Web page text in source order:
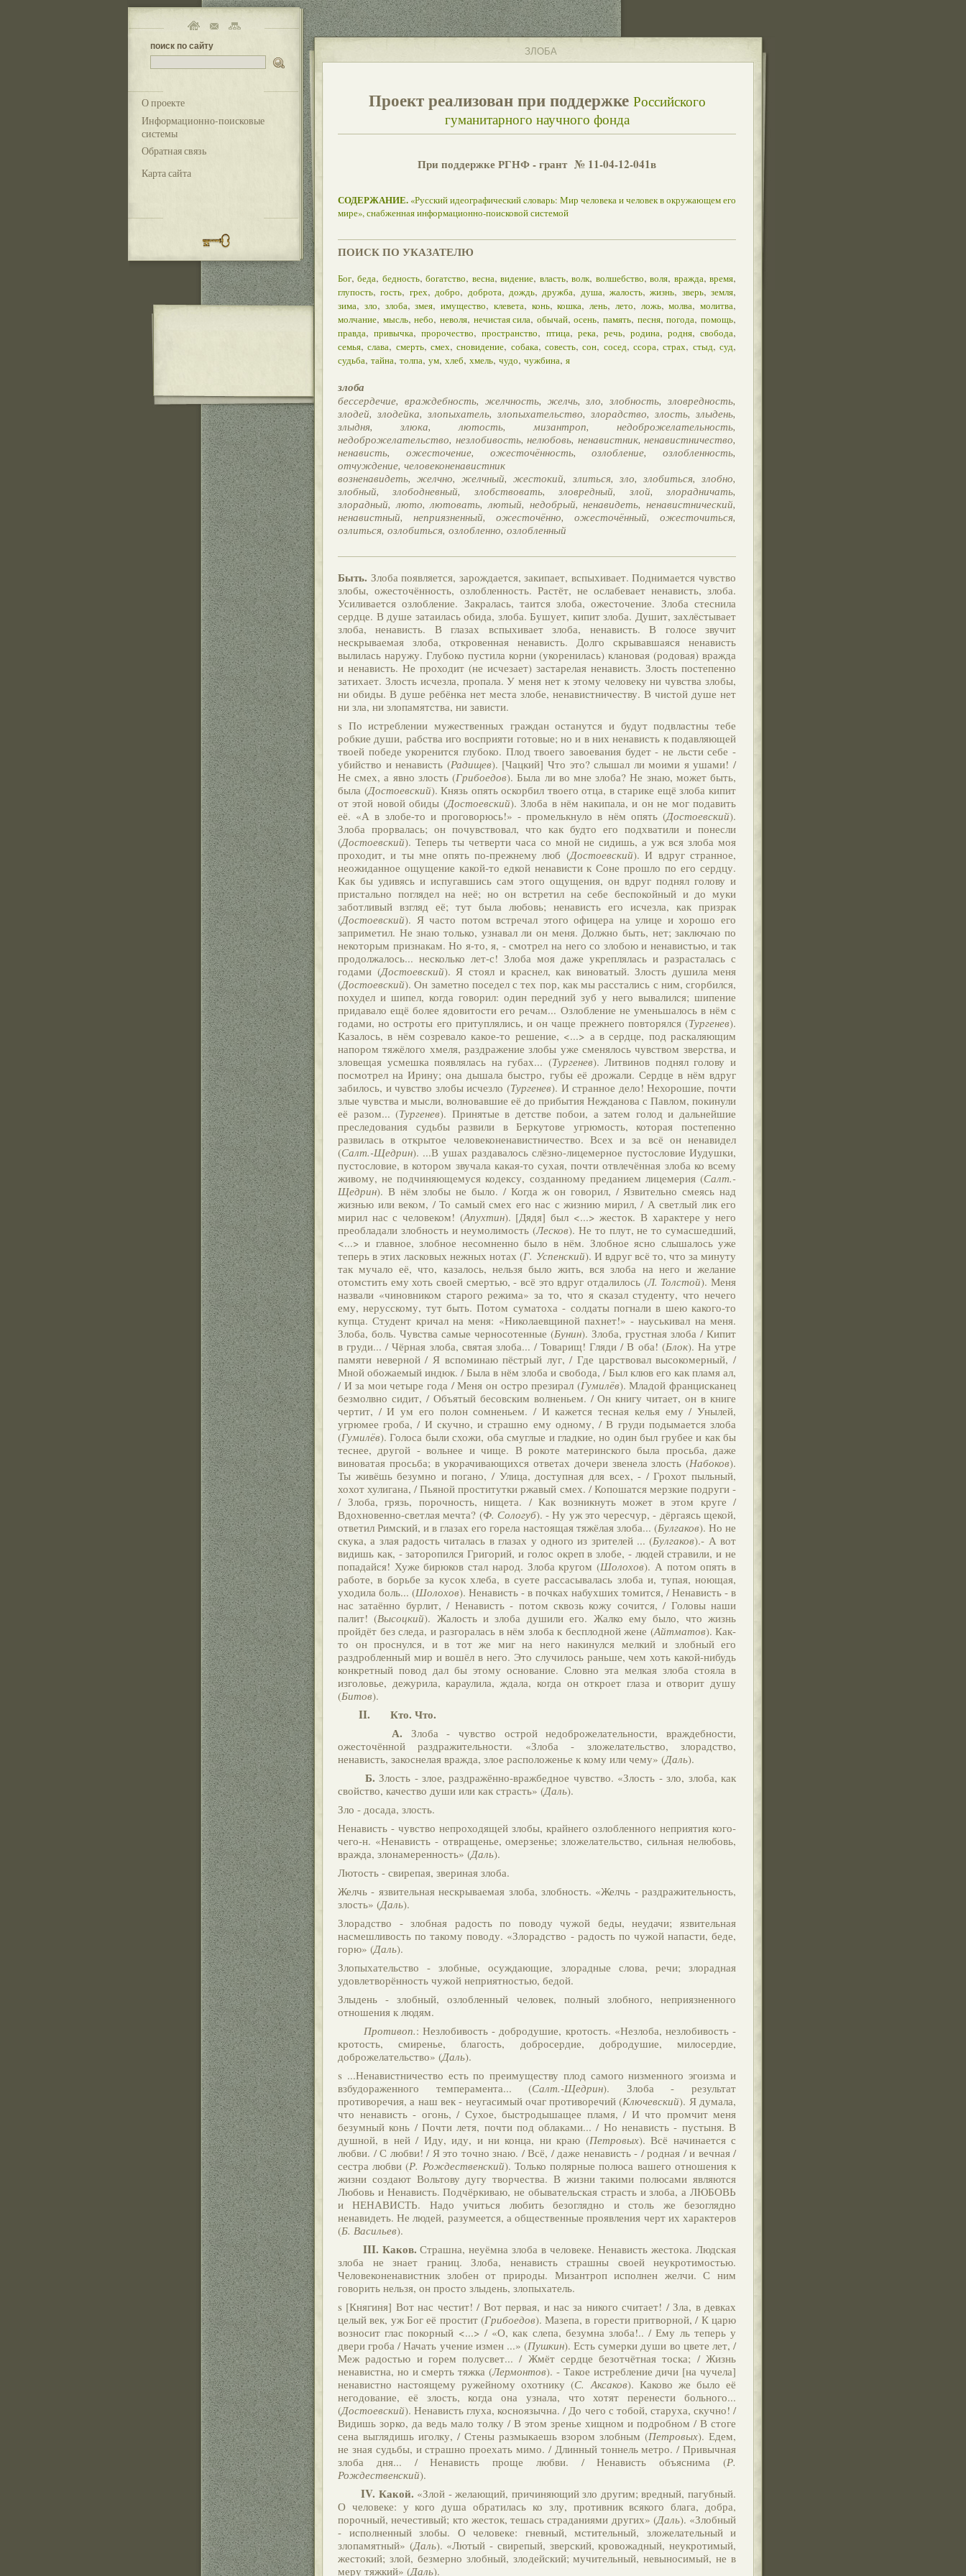
поиск по сайту
О проекте
Информационно-поисковые
системы
Обратная связь
Карта сайта
ЗЛОБА
Проект реализован при поддержке Российского
гуманитарного научного фонда
При поддержке РГНФ - грант № 11-04-12-041в
СОДЕРЖАНИЕ. «Русский идеографический cловарь: Мир человека и человек в окружающем его
мире», снабженная информационно-поисковой системой
ПОИСК ПО УКАЗАТЕЛЮ
Бог,беда, бедность,богатство, весна,видение, власть,волк, волшебство,воля, вражда,время,
глупость,гость, грех,добро, доброта, дождь,дружба, душа, жалость,жизнь, зверь,земля,
зима, зло, злоба,змея, имущество, клевета, конь,кошка, лень, лето, ложь,молва, молитва,
молчание, мысль,небо, неволя, нечистая сила, обычай,осень,память, песня,погода,помощь,
правда,привычка,пророчество,пространство, птица, река, речь, родина, родня,свобода,
семья,слава, смерть,смех,сновидение, собака,совесть,сон, сосед,ссора,страх, стыд,суд,
судьба, тайна, толпа, ум, хлеб, хмель, чудо, чужбина, я
злоба
бессердечие, враждебность, желчность, желчь, зло, злобность, зловредность,
злодей, злодейка, злопыхатель, злопыхательство, злорадство, злость, злыдень,
злыдня, злюка, лютость, мизантроп, недоброжелательность,
недоброжелательство, незлобивость, нелюбовь, ненавистник, ненавистничество,
ненависть, ожесточение, ожесточённость, озлобление, озлобленность,
отчуждение, человеконенавистник
возненавидеть, желчно, желчный, жестокий, злиться, зло, злобиться, злобно,
злобный, злободневный, злобствовать, зловредный, злой, злорадничать,
злорадный, люто, лютовать, лютый, недобрый, ненавидеть, ненавистнический,
ненавистный, неприязненный, ожесточённо, ожесточённый, ожесточиться,
озлиться, озлобиться, озлобленно, озлобленный
Быть. Злоба появляется, зарождается, закипает, вспыхивает. Поднимается чувство
злобы, ожесточённость, озлобленность. Растёт, не ослабевает ненависть, злоба.
Усиливается озлобление. Закралась, таится злоба, ожесточение. Злоба стеснила
сердце. В душе затаилась обида, злоба. Бушует, кипит злоба. Душит, захлёстывает
злоба, ненависть. В глазах вспыхивает злоба, ненависть. В голосе звучит
нескрываемая злоба, откровенная ненависть. Долго скрывавшаяся ненависть
вылилась наружу. Глубоко пустила корни (укоренилась) клановая (родовая) вражда
и ненависть. Не проходит (не исчезает) застарелая ненависть. Злость постепенно
затихает. Злость исчезла, пропала. У меня нет к этому человеку ни чувства злобы,
ни обиды. В душе ребёнка нет места злобе, ненавистничеству. В чистой душе нет
ни зла, ни злопамятства, ни зависти.
s По истреблении мужественных граждан останутся и будут подвластны тебе
робкие души, рабства иго восприяти готовые; но и в них ненависть к подавляющей
твоей победе укоренится глубоко. Плод твоего завоевания будет - не льсти себе -
убийство и ненависть (Радищев). [Чацкий] Что это? слышал ли моими я ушами! /
Не смех, а явно злость (Грибоедов). Была ли во мне злоба? Не знаю, может быть,
была (Достоевский). Князь опять оскорбил твоего отца, в старике ещё злоба кипит
от этой новой обиды (Достоевский). Злоба в нём накипала, и он не мог подавить
её. «А в злобе-то и проговорюсь!» - промелькнуло в нём опять (Достоевский).
Злоба прорвалась; он почувствовал, что как будто его подхватили и понесли
(Достоевский). Теперь ты четверти часа со мной не сидишь, а уж вся злоба моя
проходит, и ты мне опять по-прежнему люб (Достоевский). И вдруг странное,
неожиданное ощущение какой-то едкой ненависти к Соне прошло по его сердцу.
Как бы удивясь и испугавшись сам этого ощущения, он вдруг поднял голову и
пристально поглядел на неё; но он встретил на себе беспокойный и до муки
заботливый взгляд её; тут была любовь; ненависть его исчезла, как призрак
(Достоевский). Я часто потом встречал этого офицера на улице и хорошо его
заприметил. Не знаю только, узнавал ли он меня. Должно быть, нет; заключаю по
некоторым признакам. Но я-то, я, - смотрел на него со злобою и ненавистью, и так
продолжалось... несколько лет-с! Злоба моя даже укреплялась и разрасталась с
годами (Достоевский). Я стоял и краснел, как виноватый. Злость душила меня
(Достоевский). Он заметно поседел с тех пор, как мы расстались с ним, сгорбился,
похудел и шипел, когда говорил: один передний зуб у него вывалился; шипение
придавало ещё более ядовитости его речам... Озлобление не уменьшалось в нём с
годами, но остроты его притуплялись, и он чаще прежнего повторялся (Тургенев).
Казалось, в нём созревало какое-то решение, <...> а в сердце, под раскаляющим
напором тяжёлого хмеля, раздражение злобы уже сменялось чувством зверства, и
зловещая усмешка появлялась на губах... (Тургенев). Литвинов поднял голову и
посмотрел на Ирину; она дышала быстро, губы её дрожали. Сердце в нём вдруг
забилось, и чувство злобы исчезло (Тургенев). И странное дело! Нехорошие, почти
злые чувства и мысли, волновавшие её до прибытия Нежданова с Павлом, покинули
её разом... (Тургенев). Принятые в детстве побои, а затем голод и дальнейшие
преследования судьбы развили в Беркутове угрюмость, которая постепенно
развилась в открытое человеконенавистничество. Всех и за всё он ненавидел
(Салт.-Щедрин). ...В ушах раздавалось слёзно-лицемерное пустословие Иудушки,
пустословие, в котором звучала какая-то сухая, почти отвлечённая злоба ко всему
живому, не подчиняющемуся кодексу, созданному преданием лицемерия (Салт.-
Щедрин). В нём злобы не было. / Когда ж он говорил, / Язвительно смеясь над
жизнью или веком, / То самый смех его нас с жизнию мирил, / А светлый лик его
мирил нас с человеком! (Апухтин). [Дядя] был <...> жесток. В характере у него
преобладали злобность и неумолимость (Лесков). Не то плут, не то сумасшедший,
<...> и главное, злобное несомненно было в нём. Злобное ясно слышалось уже
теперь в этих ласковых нежных нотах (Г. Успенский). И вдруг всё то, что за минуту
так мучало её, что, казалось, нельзя было жить, вся злоба на него и желание
отомстить ему хоть своей смертью, - всё это вдруг отдалилось (Л. Толстой). Меня
назвали «чиновником старого режима» за то, что я сказал студенту, что нечего
ему, нерусскому, тут быть. Потом суматоха - солдаты погнали в шею какого-то
купца. Студент кричал на меня: «Николаевщиной пахнет!» - науськивал на меня.
Злоба, боль. Чувства самые черносотенные (Бунин). Злоба, грустная злоба / Кипит
в груди... / Чёрная злоба, святая злоба... / Товарищ! Гляди / В оба! (Блок). На утре
памяти неверной / Я вспоминаю пёстрый луг, / Где царствовал высокомерный, /
Мной обожаемый индюк. / Была в нём злоба и свобода, / Был клюв его как пламя ал,
/ И за мои четыре года / Меня он остро презирал (Гумилёв). Младой францисканец
безмолвно сидит, / Объятый бесовским волненьем. / Он книгу читает, он в книге
чертит, / И ум его полон сомненьем. / И кажется тесная келья ему / Унылей,
угрюмее гроба, / И скучно, и страшно ему одному, / В груди подымается злоба
(Гумилёв). Голоса были схожи, оба смуглые и гладкие, но один был грубее и как бы
теснее, другой - вольнее и чище. В рокоте материнского была просьба, даже
виноватая просьба; в укорачивающихся ответах дочери звенела злость (Набоков).
Ты живёшь безумно и погано, / Улица, доступная для всех, - / Грохот пыльный,
хохот хулигана, / Пьяной проститутки ржавый смех. / Копошатся мерзкие подруги -
/ Злоба, грязь, порочность, нищета. / Как возникнуть может в этом круге /
Вдохновенно-светлая мечта? (Ф. Сологуб). - Ну уж это чересчур, - дёргаясь щекой,
ответил Римский, и в глазах его горела настоящая тяжёлая злоба... (Булгаков). Но не
скука, а злая радость читалась в глазах у одного из зрителей ... (Булгаков).- А вот
видишь как, - заторопился Григорий, и голос окреп в злобе, - людей стравили, и не
попадайся! Хуже бирюков стал народ. Злоба кругом (Шолохов). А потом опять в
работе, в борьбе за кусок хлеба, в суете рассасывалась злоба и, тупая, ноющая,
уходила боль... (Шолохов). Ненависть - в почках набухших томится, / Ненависть - в
нас затаённо бурлит, / Ненависть - потом сквозь кожу сочится, / Головы наши
палит! (Высоцкий). Жалость и злоба душили его. Жалко ему было, что жизнь
пройдёт без следа, и разгоралась в нём злоба к бесплодной жене (Айтматов). Как-
то он проснулся, и в тот же миг на него накинулся мелкий и злобный его
раздробленный мир и вошёл в него. Это случилось раньше, чем хоть какой-нибудь
конкретный повод дал бы этому основание. Словно эта мелкая злоба стояла в
изголовье, дежурила, караулила, ждала, когда он откроет глаза и отворит душу
(Битов).
II. Кто. Что.
А. Злоба - чувство острой недоброжелательности, враждебности,
ожесточённой раздражительности. «Злоба - зложелательство, злорадство,
ненависть, закоснелая вражда, злое расположенье к кому или чему» (Даль).
Б.Злость - злое, раздражённо-вражбедное чувство. «Злость - зло, злоба, как
свойство, качество души или как страсть» (Даль).
Зло - досада, злость.
Ненависть - чувство непроходящей злобы, крайнего озлобленного неприятия кого-
чего-н. «Ненависть - отвращенье, омерзенье; зложелательство, сильная нелюбовь,
вражда, злонамеренность» (Даль).
Лютость - свирепая, звериная злоба.
Желчь - язвительная нескрываемая злоба, злобность. «Желчь - раздражительность,
злость» (Даль).
Злорадство - злобная радость по поводу чужой беды, неудачи; язвительная
насмешливость по такому поводу. «Злорадство - радость по чужой напасти, беде,
горю» (Даль).
Злопыхательство - злобные, осуждающие, злорадные слова, речи; злорадная
удовлетворённость чужой неприятностью, бедой.
Злыдень - злобный, озлобленный человек, полный злобного, неприязненного
отношения к людям.
Противоп.: Незлобивость - добродушие, кротость. «Незлоба, незлобивость -
кротость, смиренье, благость, добросердие, добродушие, милосердие,
доброжелательство» (Даль).
s ...Ненавистничество есть по преимуществу плод самого низменного эгоизма и
взбудораженного темперамента... (Салт.-Щедрин). Злоба - результат
противоречия, а наш век - неугасимый очаг противоречий (Ключевский). Я думала,
что ненависть - огонь, / Сухое, быстродышащее пламя, / И что промчит меня
безумный конь / Почти летя, почти под облаками... / Но ненависть - пустыня. В
душной, в ней / Иду, иду, и ни конца, ни краю (Петровых). Всё начинается с
любви. / С любви! / Я это точно знаю. / Всё, / даже ненависть - / родная / и вечная /
сестра любви (Р. Рождественский). Только полярные полюса вашего отношения к
жизни создают Вольтову дугу творчества. В жизни такими полюсами являются
Любовь и Ненависть. Подчёркиваю, не обывательская страсть и злоба, а ЛЮБОВЬ
и НЕНАВИСТЬ. Надо учиться любить безоглядно и столь же безоглядно
ненавидеть. Не людей, разумеется, а общественные проявления черт их характеров
(Б. Васильев).
III. Каков. Страшна, неуёмна злоба в человеке. Ненависть жестока. Людская
злоба не знает границ. Злоба, ненависть страшны своей неукротимостью.
Человеконенавистник злобен от природы. Мизантроп исполнен желчи. С ним
говорить нельзя, он просто злыдень, злопыхатель.
s [Княгиня] Вот нас честит! / Вот первая, и нас за никого считает! / Зла, в девках
целый век, уж Бог её простит (Грибоедов). Мазепа, в горести притворной, / К царю
возносит глас покорный <...> / «О, как слепа, безумна злоба!.. / Ему ль теперь у
двери гроба / Начать учение измен ...» (Пушкин). Есть сумерки души во цвете лет, /
Меж радостью и горем полусвет... / Жмёт сердце безотчётная тоска; / Жизнь
ненавистна, но и смерть тяжка (Лермонтов). - Такое истребление дичи [на чучела]
ненавистно настоящему ружейному охотнику (С. Аксаков). Каково же было её
негодование, её злость, когда она узнала, что хотят перенести больного...
(Достоевский). Ненависть глуха, косноязычна. / До чего с тобой, старуха, скучно! /
Видишь зорко, да ведь мало толку / В этом зренье хищном и подробном / В стоге
сена выглядишь иголку, / Стены размыкаешь взором злобным (Петровых). Едем,
не зная судьбы, и страшно проехать мимо. / Длинный тоннель метро. / Привычная
злоба дня... / Ненависть проще любви. / Ненависть объяснима (Р.
Рождественский).
IV. Какой. «Злой - желающий, причиняющий зло другим; вредный, пагубный.
О человеке: у кого душа обратилась ко злу, противник всякого блага, добра,
порочный, нечестивый; кто жесток, тешась страданиями других» (Даль). «Злобный
- исполненный злобы. О человеке: гневный, мстительный, зложелательный и
злопамятный» (Даль). «Лютый - свирепый, зверский, кровожадный, неукротимый,
жестокий; злой, безмерно злобный, злодейский; мучительный, невыносимый, не в
меру тяжкий» (Даль).